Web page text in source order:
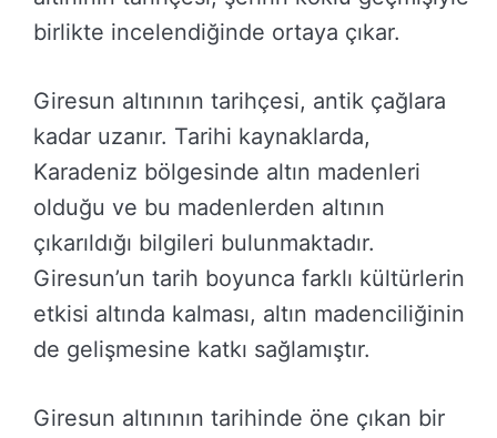
birlikte incelendiğinde ortaya çıkar.
Giresun altınının tarihçesi, antik çağlara
kadar uzanır. Tarihi kaynaklarda,
Karadeniz bölgesinde altın madenleri
olduğu ve bu madenlerden altının
çıkarıldığı bilgileri bulunmaktadır.
Giresun’un tarih boyunca farklı kültürlerin
etkisi altında kalması, altın madenciliğinin
de gelişmesine katkı sağlamıştır.
Giresun altınının tarihinde öne çıkan bir